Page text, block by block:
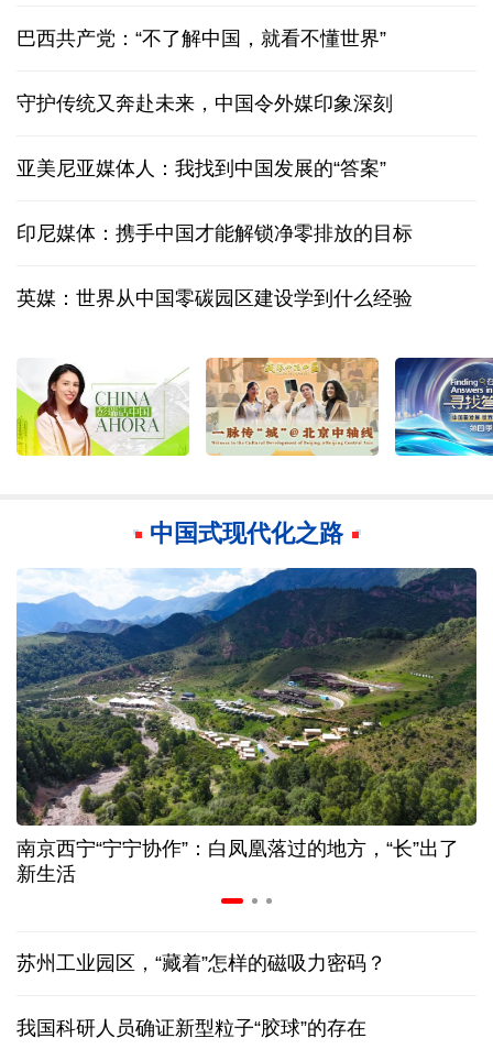
巴西共产党：“不了解中国，就看不懂世界”
守护传统又奔赴未来，中国令外媒印象深刻
亚美尼亚媒体人：我找到中国发展的“答案”
印尼媒体：携手中国才能解锁净零排放的目标
英媒：世界从中国零碳园区建设学到什么经验
中国式现代化之路
能监测、慧预警、快处置，“智慧大脑”守护城市生命
线
苏州工业园区，“藏着”怎样的磁吸力密码？
我国科研人员确证新型粒子“胶球”的存在